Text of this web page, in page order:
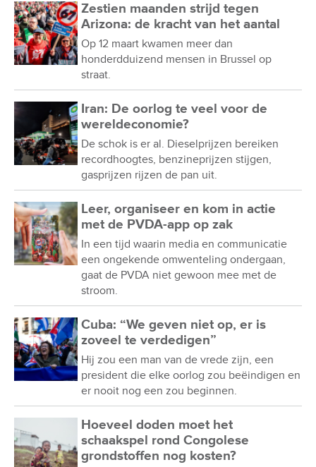
Zestien maanden strijd tegen
Arizona: de kracht van het aantal
Op 12 maart kwamen meer dan
honderdduizend mensen in Brussel op
straat.
Iran: De oorlog te veel voor de
wereldeconomie?
De schok is er al. Dieselprijzen bereiken
recordhoogtes, benzineprijzen stijgen,
gasprijzen rijzen de pan uit.
Leer, organiseer en kom in actie
met de PVDA-app op zak
In een tijd waarin media en communicatie
een ongekende omwenteling ondergaan,
gaat de PVDA niet gewoon mee met de
stroom.
Cuba: “We geven niet op, er is
zoveel te verdedigen”
Hij zou een man van de vrede zijn, een
president die elke oorlog zou beëindigen en
er nooit nog een zou beginnen.
Hoeveel doden moet het
schaakspel rond Congolese
grondstoffen nog kosten?